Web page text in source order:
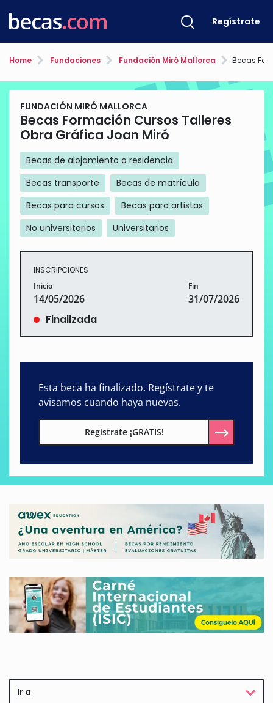
Regístrate
Home Fundaciones Fundación Miró Mallorca Becas
FUNDACIÓN MIRÓ MALLORCA
Becas Formación Cursos Talleres
Obra Gráfica Joan Miró
Becas de alojamiento o residencia
Becas transporte
Becas de matrícula
Becas para cursos
Becas para artistas
No universitarios
Universitarios
INSCRIPCIONES
Inicio
14/05/2026
Fin
31/07/2026
Finalizada
Esta beca ha finalizado. Regístrate y te
avisamos cuando haya nuevas.
Regístrate ¡GRATIS!
Ir a